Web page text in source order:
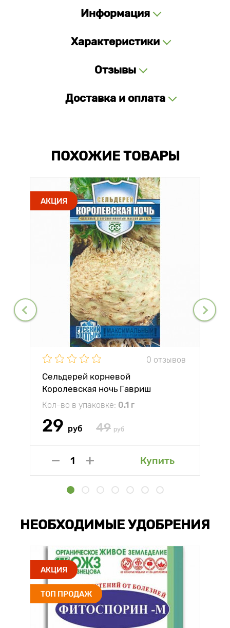
Информация
Характеристики
Отзывы
Доставка и оплата
ПОХОЖИЕ ТОВАРЫ
АКЦИЯ
0 отзывов
Сельдерей корневой
Королевская ночь Гавриш
Кол-во в упаковке: 0.1 г
29 руб 49 руб
Купить
НЕОБХОДИМЫЕ УДОБРЕНИЯ
АКЦИЯ
ТОП ПРОДАЖ